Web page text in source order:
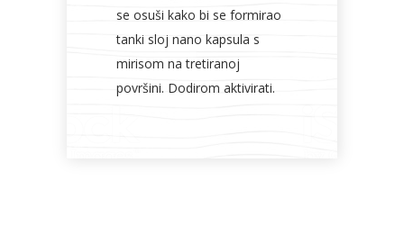
se osuši kako bi se formirao
tanki sloj nano kapsula s
mirisom na tretiranoj
površini. Dodirom aktivirati.